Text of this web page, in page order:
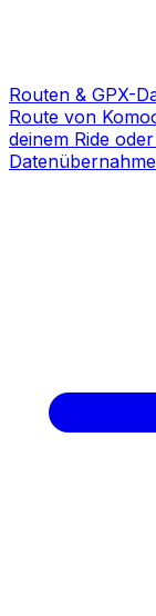
Routen & GPX-
Route von
deinem Ride